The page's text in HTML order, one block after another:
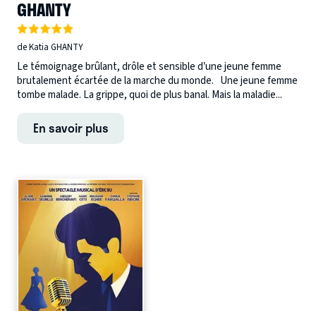
GHANTY
de Katia GHANTY
Le témoignage brûlant, drôle et sensible d’une jeune femme
brutalement écartée de la marche du monde. Une jeune femme
tombe malade. La grippe, quoi de plus banal. Mais la maladie...
En savoir plus